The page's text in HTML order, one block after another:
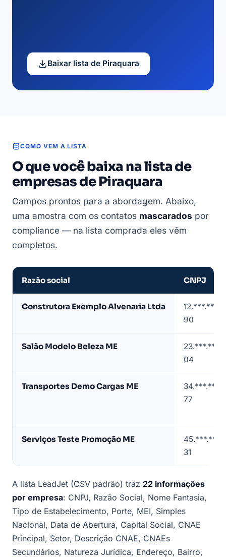
Baixar lista de Piraquara
COMO VEM A LISTA
O que você baixa na lista de
empresas de Piraquara
Campos prontos para a abordagem. Abaixo,
uma amostra com os contatos mascarados por
compliance — na lista comprada eles vêm
completos.
empresas
(contatos
Razão social CNPJ
Construtora Exemplo Alvenaria Ltda
12.***.***/
90
Salão Modelo Beleza ME
23.***.***/
04
Transportes Demo Cargas ME
34.***.***/
77
Serviços Teste Promoção ME
45.***.***/
31
A lista LeadJet (CSV padrão) traz 22 informações
por empresa: CNPJ, Razão Social, Nome Fantasia,
Tipo de Estabelecimento, Porte, MEI, Simples
Nacional, Data de Abertura, Capital Social, CNAE
Principal, Setor, Descrição CNAE, CNAEs
Secundários, Natureza Jurídica, Endereço, Bairro,